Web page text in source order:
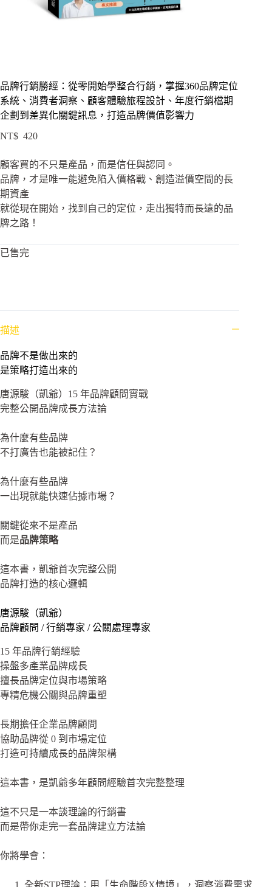
品牌行銷勝經：從零開始學整合行銷，掌握360品牌定位
系統、消費者洞察、顧客體驗旅程設計、年度行銷檔期
企劃到差異化關鍵訊息，打造品牌價值影響力
NT$ 420
顧客買的不只是產品，而是信任與認同。
品牌，才是唯一能避免陷入價格戰、創造溢價空間的長
期資產
就從現在開始，找到自己的定位，走出獨特而長遠的品
牌之路！
已售完
描述
品牌不是做出來的
是策略打造出來的
唐源駿（凱爺）15 年品牌顧問實戰
完整公開品牌成長方法論
為什麼有些品牌
不打廣告也能被記住？
為什麼有些品牌
一出現就能快速佔據市場？
關鍵從來不是產品
而是品牌策略
這本書，凱爺首次完整公開
品牌打造的核心邏輯
唐源駿（凱爺）
品牌顧問 / 行銷專家 / 公關處理專家
15 年品牌行銷經驗
操盤多產業品牌成長
擅長品牌定位與市場策略
專精危機公關與品牌重塑
長期擔任企業品牌顧問
協助品牌從 0 到市場定位
打造可持續成長的品牌架構
這本書，是凱爺多年顧問經驗首次完整整理
這不只是一本談理論的行銷書
而是帶你走完一套品牌建立方法論
你將學會：
全新STP理論：用「生命階段X情境」，洞察消費需求